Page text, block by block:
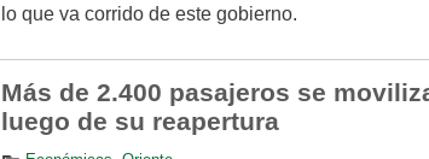
lo que va corrido de este gobierno.
Más de 2.400 pasajeros se
luego de su reapertura